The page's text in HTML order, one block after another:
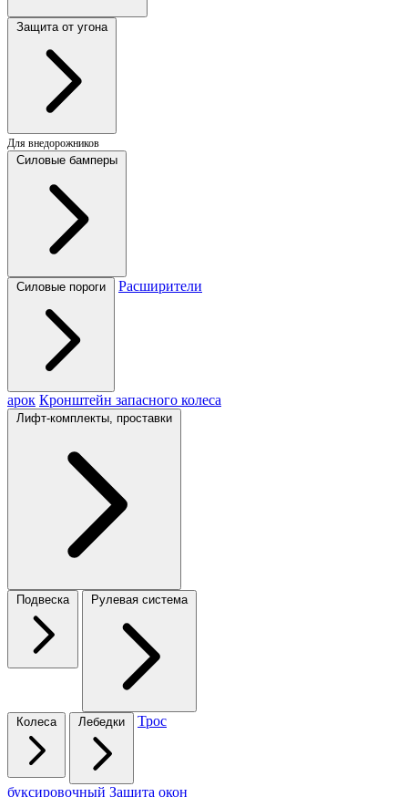
Защита от угона
Для внедорожников
Силовые бамперы
Силовые пороги Расширители
арок Кронштейн запасного колеса
Лифт-комплекты, проставки
Подвеска Рулевая система
Колеса Лебедки Трос
буксировочный Защита окон